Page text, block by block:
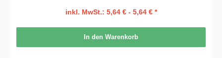
inkl. MwSt.: 5,64 € - 5,64 € *
In den Warenkorb